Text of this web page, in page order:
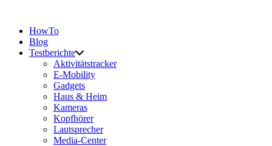
HowTo
Blog
Testberichte
Aktivitätstracker
E-Mobility
Gadgets
Haus & Heim
Kameras
Kopfhörer
Lautsprecher
Media-Center